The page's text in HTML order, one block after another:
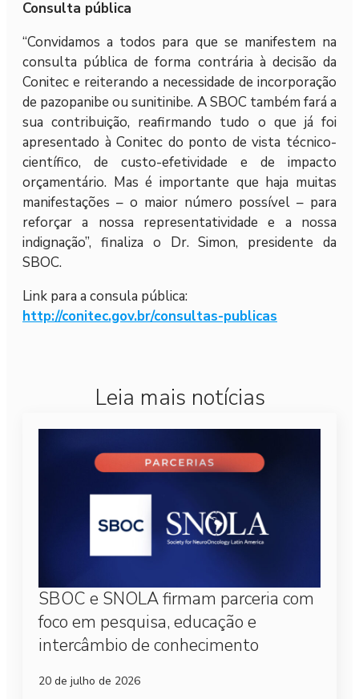
Consulta pública
“Convidamos a todos para que se manifestem na
consulta pública de forma contrária à decisão da
Conitec e reiterando a necessidade de incorporação
de pazopanibe ou sunitinibe. A SBOC também fará a
sua contribuição, reafirmando tudo o que já foi
apresentado à Conitec do ponto de vista técnico-
científico, de custo-efetividade e de impacto
orçamentário. Mas é importante que haja muitas
manifestações – o maior número possível – para
reforçar a nossa representatividade e a nossa
indignação”, finaliza o Dr. Simon, presidente da
SBOC.
Link para a consula pública:
http://conitec.gov.br/consultas-publicas
Leia mais notícias
SBOC e SNOLA firmam parceria com
foco em pesquisa, educação e
intercâmbio de conhecimento
20 de julho de 2026